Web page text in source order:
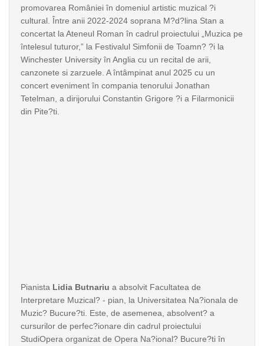
promovarea României în domeniul artistic muzical ?i
cultural. Între anii 2022-2024 soprana M?d?lina Stan a
concertat la Ateneul Roman în cadrul proiectului „Muzica pe
întelesul tuturor,” la Festivalul Simfonii de Toamn? ?i la
Winchester University în Anglia cu un recital de arii,
canzonete si zarzuele. A întâmpinat anul 2025 cu un
concert eveniment în compania tenorului Jonathan
Tetelman, a dirijorului Constantin Grigore ?i a Filarmonicii
din Pite?ti.
Pianista Lidia Butnariu a absolvit Facultatea de
Interpretare Muzical? - pian, la Universitatea Na?ionala de
Muzic? Bucure?ti. Este, de asemenea, absolvent? a
cursurilor de perfec?ionare din cadrul proiectului
StudiOpera organizat de Opera Na?ional? Bucure?ti în